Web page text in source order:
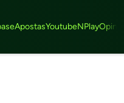
ApostasYoutubeNPlayOpinião